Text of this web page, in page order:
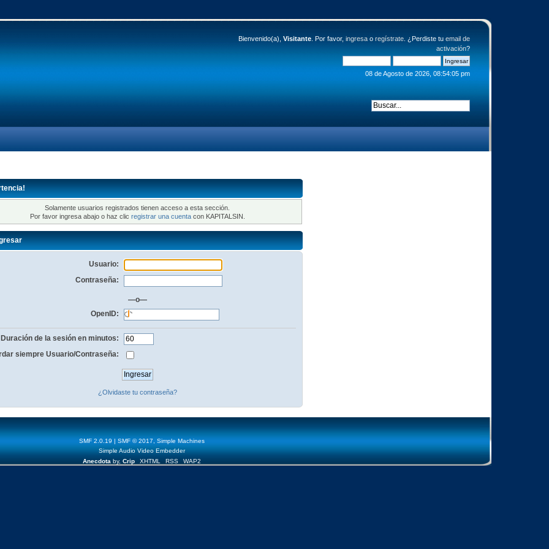
Bienvenido(a), Visitante. Por favor, ingresao regístrate. ¿Perdiste tu email de
activación?
08 de Agosto de 2026, 08:54:05 pm
Solamente usuarios registrados tienen acceso a esta sección.
Por favor ingresa abajo o haz clic registrar una cuentacon KAPITALSIN.
Usuario:
Contraseña:
—o—
OpenID:
Duración de la sesión en minutos:
siempre Usuario/Contraseña:
¿Olvidaste tu contraseña?
SMF 2.0.19 | SMF © 2017
Simple Machines
Simple Audio Video Embedder
Anecdota by, Crip XHTML RSS WAP2